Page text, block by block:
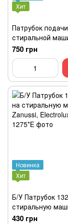
Хит
Патрубок
стиральной
750 грн
Новинка
Хит
Б/У Патрубок
стиральную
Zanussi,
430 грн